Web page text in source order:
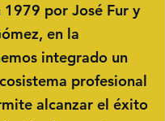
1979 por José Fur y
en la
integrado un
profesional
alcanzar el éxito